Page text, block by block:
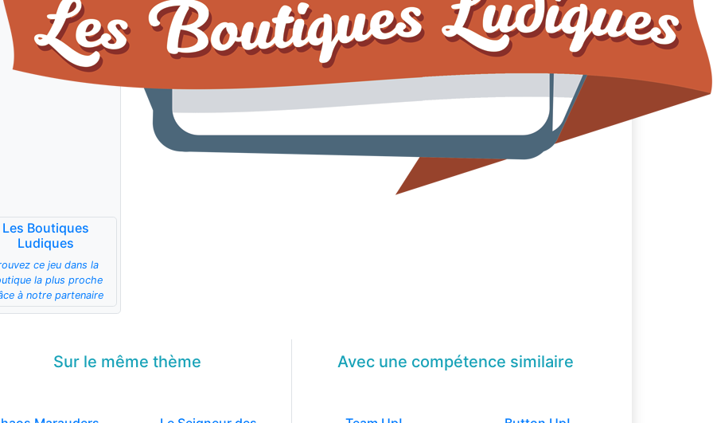
Les Boutiques
Ludiques
ce jeu dans la
la plus proche
à notre partenaire
Sur le même thème Avec une compétence similaire